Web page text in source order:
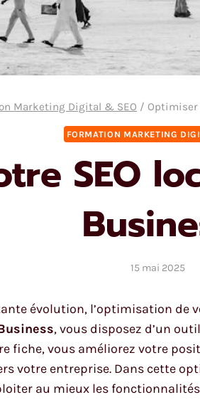
Marketing Digital & SEO / Optimiser
FORMATION MARKETING
SEO
15 mai 2025
évolution, l’optimisation de
, vous disposez d’un
fiche, vous améliorez votre
votre entreprise. Dans cette
au mieux les